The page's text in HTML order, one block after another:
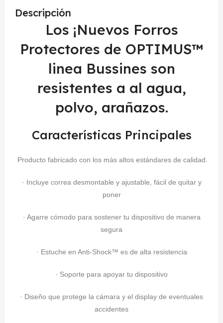
Descripción
Los ¡Nuevos Forros
Protectores de OPTIMUS™
linea Bussines son
resistentes a al agua,
polvo, arañazos.
Características Principales
Producto fabricado con los más altos estándares de calidad.
· Incluye correa desmontable y ajustable, fácil de quitar y
poner
· Agarre cómodo para sostener tu dispositivo de manera
segura
· Estuche en Anti-Shock™ es de alta resistencia
· Soporte para apoyar tu dispositivo
· Diseño que protege la cámara y el display de eventuales
accidentes